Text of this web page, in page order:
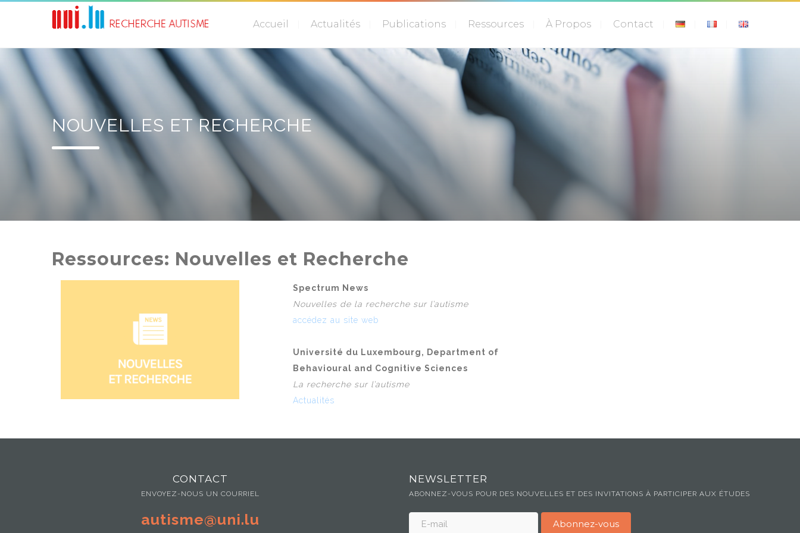
Accueil Actualités Publications Ressources À Propos Contact
NOUVELLES ET RECHERCHE
Ressources: Nouvelles et Recherche
Spectrum News
Nouvelles de la recherche sur l’autisme
accédez au site web
Université du Luxembourg, Department of
Behavioural and Cognitive Sciences
La recherche sur l’autisme
Actualités
CONTACT
ENVOYEZ-NOUS UN COURRIEL
autisme@uni.lu
NEWSLETTER
ABONNEZ-VOUS POUR DES NOUVELLES ET DES INVITATIONS À PARTICIPER AUX ÉTUDES